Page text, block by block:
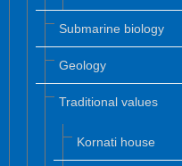
Submarine biology
Geology
Traditional values
Kornati house